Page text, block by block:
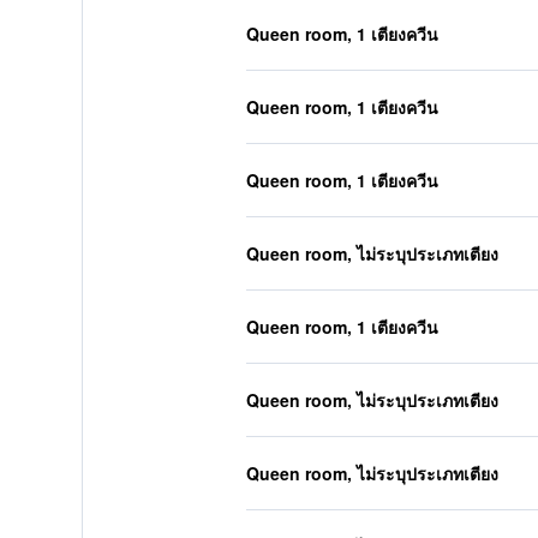
Queen room, 1 เตียงควีน
Queen room, 1 เตียงควีน
Queen room, 1 เตียงควีน
Queen room, ไม่ระบุประเภทเตียง
Queen room, 1 เตียงควีน
Queen room, ไม่ระบุประเภทเตียง
Queen room, ไม่ระบุประเภทเตียง